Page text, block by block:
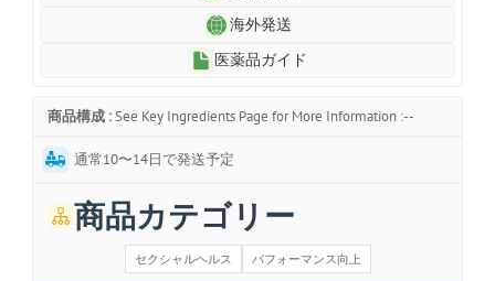
海外発送
医薬品ガイド
商品構成 : See Key Ingredients Page for More Information :--
通常10〜14日で発送予定
商品カテゴリー
セクシャルヘルス パフォーマンス向上